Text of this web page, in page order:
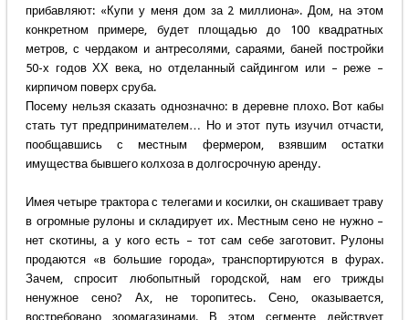
прибавляют: «Купи у меня дом за 2 миллиона». Дом, на этом
конкретном примере, будет площадью до 100 квадратных
метров, с чердаком и антресолями, сараями, баней постройки
50-х годов ХХ века, но отделанный сайдингом или – реже –
кирпичом поверх сруба.
Посему нельзя сказать однозначно: в деревне плохо. Вот кабы
стать тут предпринимателем… Но и этот путь изучил отчасти,
пообщавшись с местным фермером, взявшим остатки
имущества бывшего колхоза в долгосрочную аренду.
Имея четыре трактора с телегами и косилки, он скашивает траву
в огромные рулоны и складирует их. Местным сено не нужно –
нет скотины, а у кого есть – тот сам себе заготовит. Рулоны
продаются «в большие города», транспортируются в фурах.
Зачем, спросит любопытный городской, нам его трижды
ненужное сено? Ах, не торопитесь. Сено, оказывается,
востребовано зоомагазинами. В этом сегменте действует